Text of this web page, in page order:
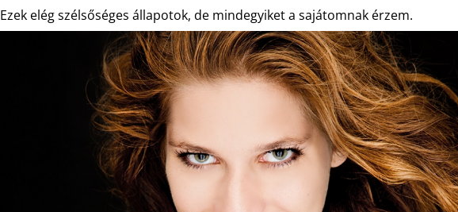
Ezek elég szélsőséges állapotok, de mindegyiket a sajátomnak érzem.